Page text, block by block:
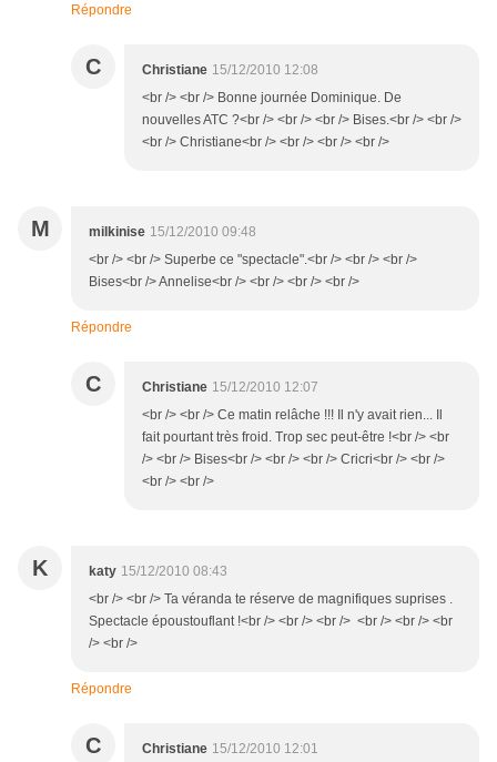
Répondre
C Christiane 15/12/2010 12:08
<br /> <br /> Bonne journée Dominique. De
nouvelles ATC ?<br /> <br /> <br /> Bises.<br /> <br />
<br /> Christiane<br /> <br /> <br /> <br />
M milkinise 15/12/2010 09:48
<br /> <br /> Superbe ce "spectacle".<br /> <br /> <br />
Bises<br /> Annelise<br /> <br /> <br /> <br />
Répondre
C Christiane 15/12/2010 12:07
<br /> <br /> Ce matin relâche !!! Il n'y avait rien... Il
fait pourtant très froid. Trop sec peut-être !<br /> <br
/> <br /> Bises<br /> <br /> <br /> Cricri<br /> <br />
<br /> <br />
K katy 15/12/2010 08:43
<br /> <br /> Ta véranda te réserve de magnifiques suprises .
Spectacle époustouflant !<br /> <br /> <br /> <br /> <br /> <br
/> <br />
Répondre
C Christiane 15/12/2010 12:01